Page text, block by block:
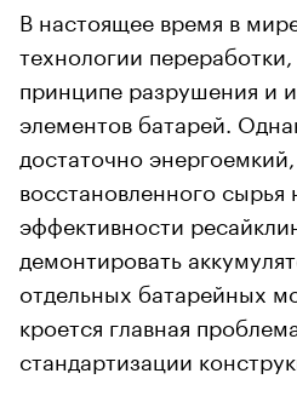
В настоящее время в
технологии
принципе разрушения и
элементов батарей.
достаточно
восстановленного сырья
эффективности
демонтировать
отдельных батарейных
кроется главная
стандартизации